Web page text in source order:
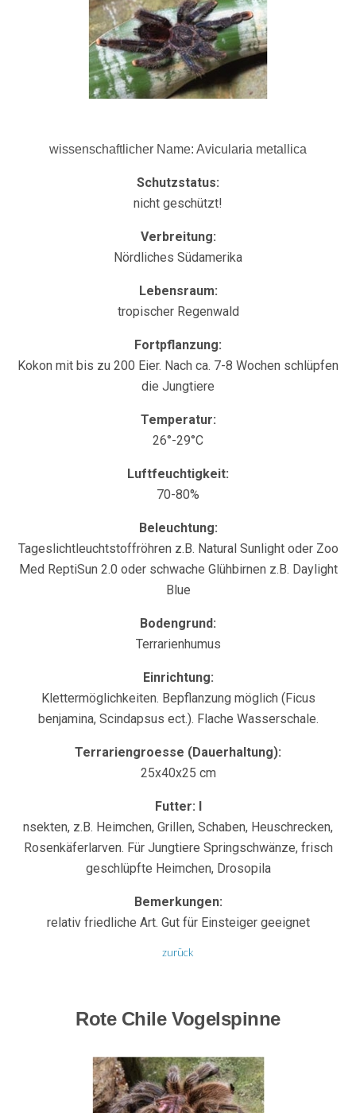
wissenschaftlicher Name: Avicularia metallica
Schutzstatus:
nicht geschützt!
Verbreitung:
Nördliches Südamerika
Lebensraum:
tropischer Regenwald
Fortpflanzung:
Kokon mit bis zu 200 Eier. Nach ca. 7-8 Wochen schlüpfen
die Jungtiere
Temperatur:
26°-29°C
Luftfeuchtigkeit:
70-80%
Beleuchtung:
Tageslichtleuchtstoffröhren z.B. Natural Sunlight oder Zoo
Med ReptiSun 2.0 oder schwache Glühbirnen z.B. Daylight
Blue
Bodengrund:
Terrarienhumus
Einrichtung:
Klettermöglichkeiten. Bepflanzung möglich (Ficus
benjamina, Scindapsus ect.). Flache Wasserschale.
Terrariengroesse (Dauerhaltung):
25x40x25 cm
Futter: I
nsekten, z.B. Heimchen, Grillen, Schaben, Heuschrecken,
Rosenkäferlarven. Für Jungtiere Springschwänze, frisch
geschlüpfte Heimchen, Drosopila
Bemerkungen:
relativ friedliche Art. Gut für Einsteiger geeignet
zurück
Rote Chile Vogelspinne